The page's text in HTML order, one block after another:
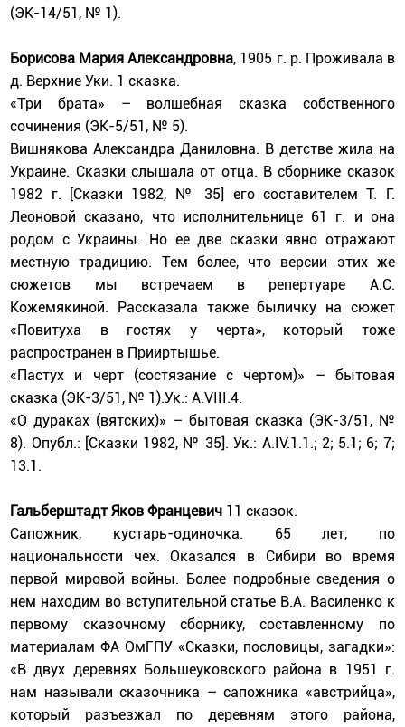
(ЭК-14/51, № 1).
Борисова Мария Александровна, 1905 г. р. Проживала в
д. Верхние Уки. 1 сказка.
«Три брата» – волшебная сказка собственного
сочинения (ЭК-5/51, № 5).
Вишнякова Александра Даниловна. В детстве жила на
Украине. Сказки слышала от отца. В сборнике сказок
1982 г. [Сказки 1982, № 35] его составителем Т. Г.
Леоновой сказано, что исполнительнице 61 г. и она
родом с Украины. Но ее две сказки явно отражают
местную традицию. Тем более, что версии этих же
сюжетов мы встречаем в репертуаре А.С.
Кожемякиной. Рассказала также быличку на сюжет
«Повитуха в гостях у черта», который тоже
распространен в Прииртышье.
«Пастух и черт (состязание с чертом)» – бытовая
сказка (ЭК-3/51, № 1).Ук.: А.VIII.4.
«О дураках (вятских)» – бытовая сказка (ЭК-3/51, №
8). Опубл.: [Сказки 1982, № 35]. Ук.: А.IV.1.1.; 2; 5.1; 6; 7;
13.1.
Гальберштадт Яков Францевич 11 сказок.
Сапожник, кустарь-одиночка. 65 лет, по
национальности чех. Оказался в Сибири во время
первой мировой войны. Более подробные сведения о
нем находим во вступительной статье В.А. Василенко к
первому сказочному сборнику, составленному по
материалам ФА ОмГПУ «Сказки, пословицы, загадки»:
«В двух деревнях Большеуковского района в 1951 г.
нам называли сказочника – сапожника «австрийца»,
который разъезжал по деревням этого района,